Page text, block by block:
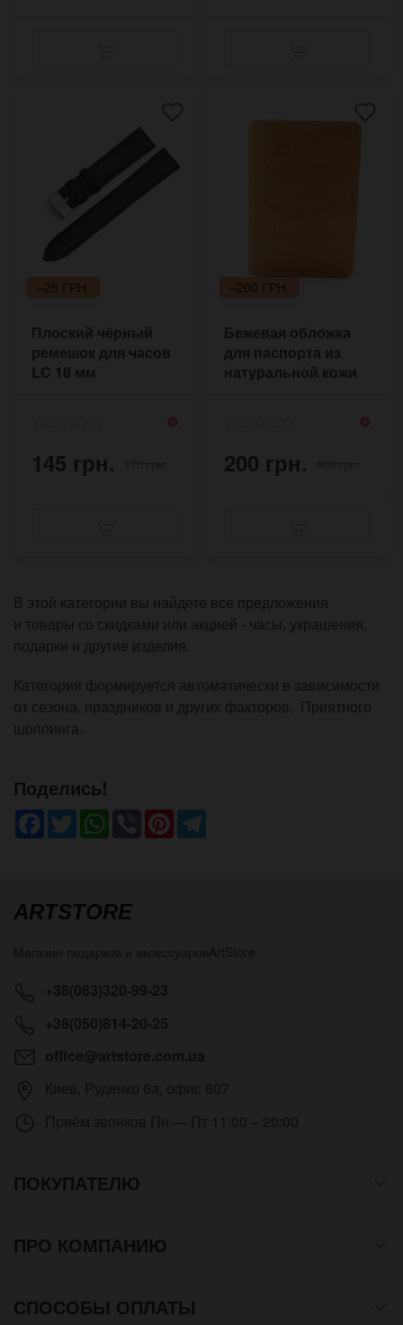
–25 ГРН.
Плоский чёрный
ремешок для часов
LC 18 мм
145 грн.
–200 ГРН.
Бежевая обложка
для паспорта из
натуральной кожи
200 грн.
В этой категории вы найдете все предложения
и товары со скидками или акцией - часы, украшения,
подарки и другие изделия.
Категория формируется автоматически в зависимости
от сезона, праздников и других факторов. Приятного
шоппинга.
Поделись!
Facebook
TwitterWhatsApp
ViberPinterest
ARTSTORE
ПОКУПАТЕЛЮ
ПРО КОМПАНИЮ
СПОСОБЫ ОПЛАТЫ